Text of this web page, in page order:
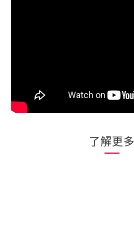
了解更多